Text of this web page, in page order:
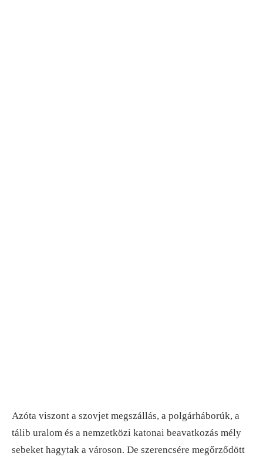
Azóta viszont a szovjet megszállás, a polgárháborúk, a
tálib uralom és a nemzetközi katonai beavatkozás mély
sebeket hagytak a városon. De szerencsére megőrződött